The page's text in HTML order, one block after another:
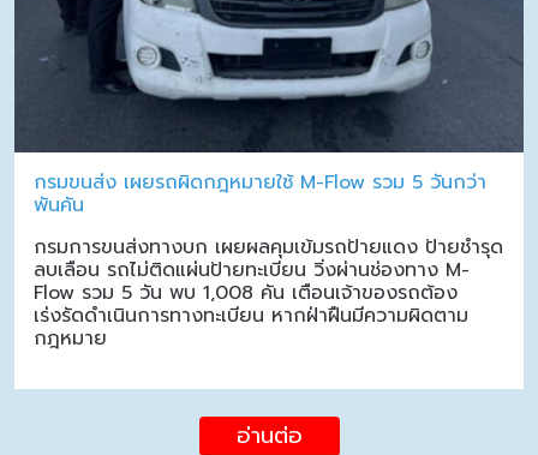
กรมขนส่ง เผยรถผิดกฎหมายใช้ M-Flow รวม 5 วันกว่า
พันคัน
กรมการขนส่งทางบก เผยผลคุมเข้มรถป้ายแดง ป้ายชำรุด
ลบเลือน รถไม่ติดแผ่นป้ายทะเบียน วิ่งผ่านช่องทาง M-
Flow รวม 5 วัน พบ 1,008 คัน เตือนเจ้าของรถต้อง
เร่งรัดดำเนินการทางทะเบียน หากฝ่าฝืนมีความผิดตาม
กฎหมาย
อ่านต่อ